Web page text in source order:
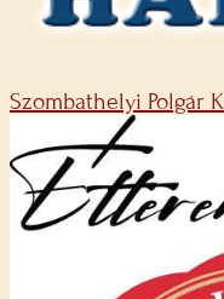
Szombathelyi Polgár